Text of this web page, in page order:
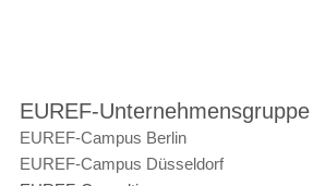
EUREF-Unternehmensgruppe
EUREF-Campus Berlin
EUREF-Campus Düsseldorf